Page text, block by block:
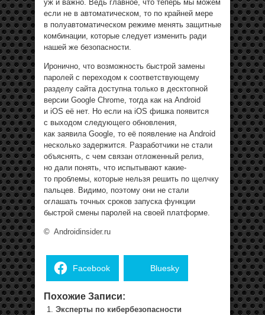
уж и важно. Ведь главное, что теперь мы можем
если не в автоматическом, то по крайней мере
в полуавтоматическом режиме менять защитные
комбинации, которые следует изменить ради
нашей же безопасности.
Иронично, что возможность быстрой замены
паролей с переходом к соответствующему
разделу сайта доступна только в десктопной
версии Google Chrome, тогда как на Android
и iOS её нет. Но если на iOS фишка появится
с выходом следующего обновления,
как заявила Google, то её появление на Android
несколько задержится. Разработчики не стали
объяснять, с чем связан отложенный релиз,
но дали понять, что испытывают какие-
то проблемы, которые нельзя решить по щелчку
пальцев. Видимо, поэтому они не стали
оглашать точных сроков запуска функции
быстрой смены паролей на своей платформе.
© Androidinsider.ru
Facebook Bluesky
Похожие Записи:
Эксперты по кибербезопасности